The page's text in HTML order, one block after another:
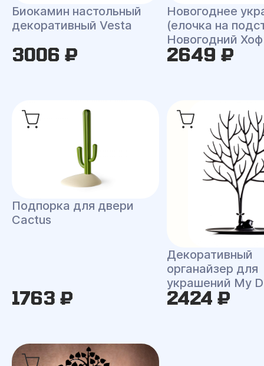
Биокамин настольный
декоративный Vesta
3006 ₽
Новогоднее
(елочка на
Новогодний Хоф
2649 ₽
Подпорка для двери
Cactus
1763 ₽
Декоративный
органайзер для
украшений My
2424 ₽